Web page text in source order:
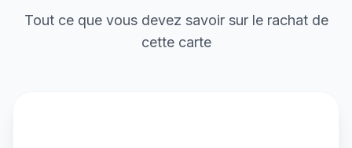
Tout ce que vous devez savoir sur le rachat de
cette carte